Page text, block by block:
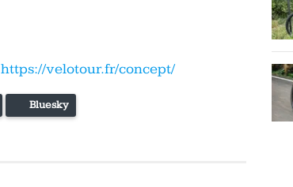
https://velotour.fr/concept/
Bluesky